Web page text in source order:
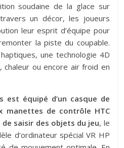
soudaine de la glace sur
un décor, les joueurs
leur esprit d’équipe pour
la piste du coupable.
une technologie 4D
chaleur ou encore air froid en
est équipé d’un casque de
manettes de contrôle HTC
de saisir des objets du jeu, le
d’ordinateur spécial VR HP